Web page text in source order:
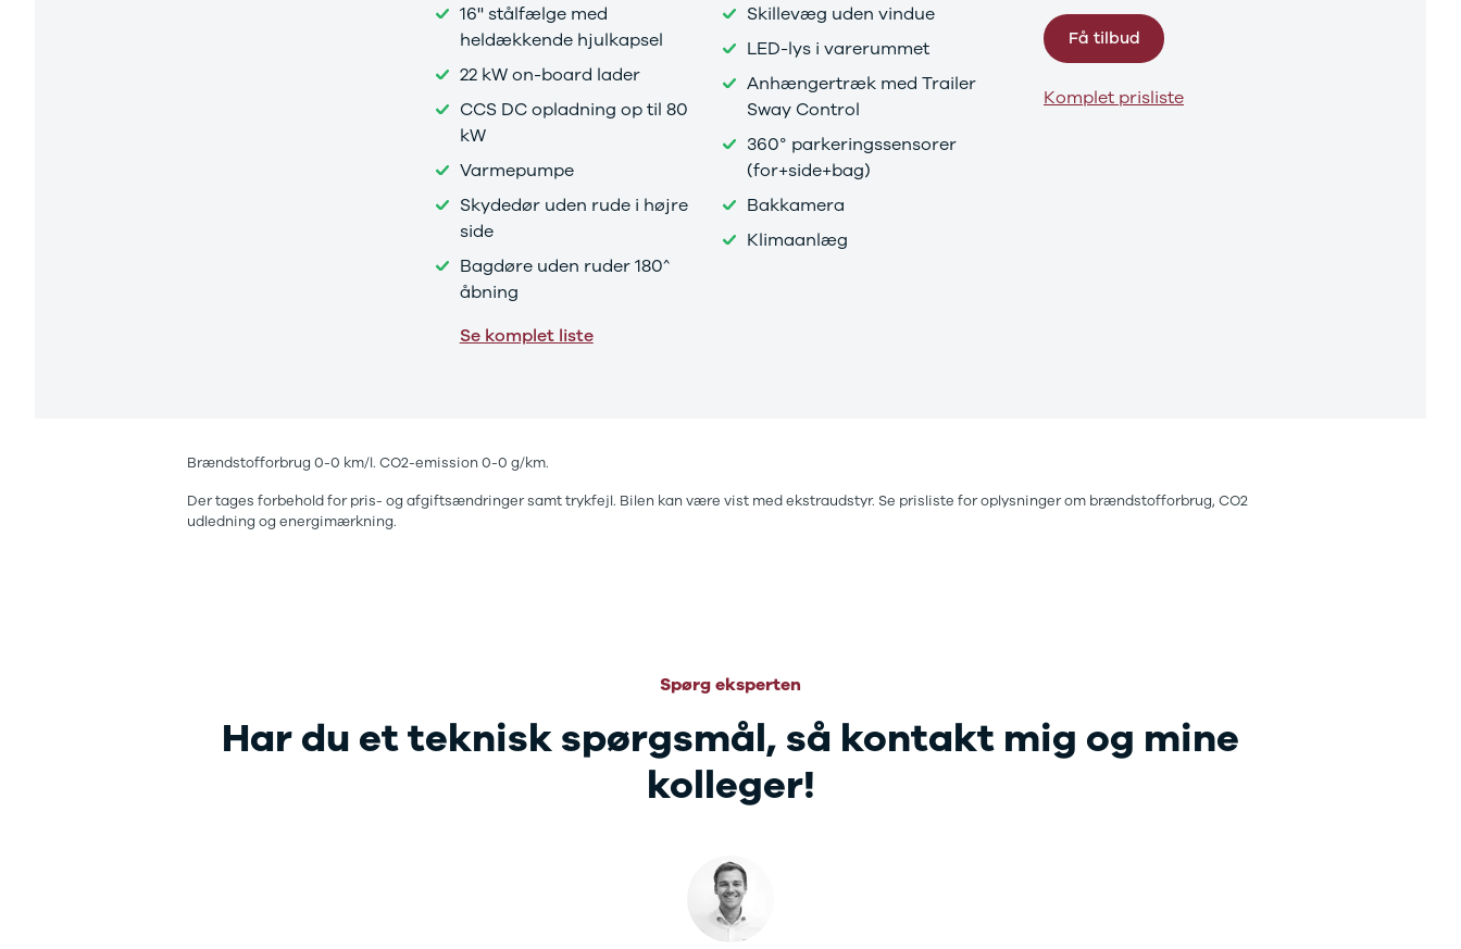
16'' stålfælge med
heldækkende hjulkapsel
22 kW on-board lader
CCS DC opladning op til 80
kW
Varmepumpe
Skydedør uden rude i højre
side
Bagdøre uden ruder 180^
åbning
Skillevæg uden vindue
LED-lys i varerummet
Anhængertræk med Trailer
Sway Control
360° parkeringssensorer
(for+side+bag)
Bakkamera
Klimaanlæg
Se komplet liste
Få tilbud
Komplet prisliste
Brændstofforbrug 0-0 km/l. CO2-emission 0-0 g/km.
Der tages forbehold for pris- og afgiftsændringer samt trykfejl. Bilen kan være vist med ekstraudstyr. Se prisliste for oplysninger om brændstofforbrug, CO2
udledning og energimærkning.
Spørg eksperten
Har du et teknisk spørgsmål, så kontakt mig og mine
kolleger!